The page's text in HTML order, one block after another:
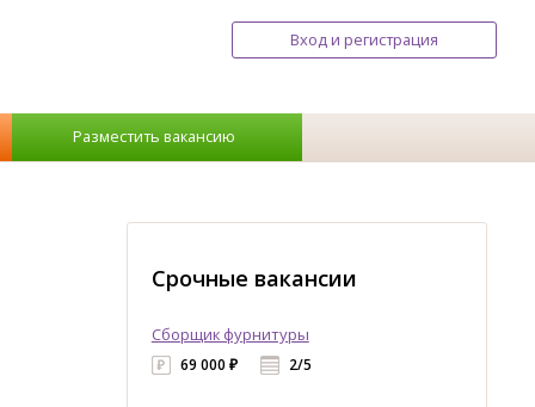
Вход и регистрация
Разместить вакансию
Срочные вакансии
Сборщик фурнитуры
69 000 ₽ 2/5